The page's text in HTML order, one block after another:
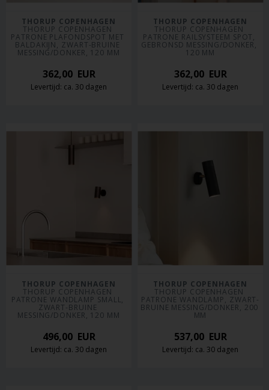
THORUP COPENHAGEN
THORUP COPENHAGEN
PATRONE PLAFONDSPOT MET
BALDAKIJN, ZWART-BRUINE
MESSING/DONKER, 120 MM
362,00EUR
Levertijd: ca. 30 dagen
THORUP COPENHAGEN
THORUP COPENHAGEN
PATRONE RAILSYSTEEM SPOT,
GEBRONSD MESSING/DONKER,
120 MM
362,00EUR
Levertijd: ca. 30 dagen
THORUP COPENHAGEN
THORUP COPENHAGEN
PATRONE WANDLAMP SMALL,
ZWART-BRUINE
MESSING/DONKER, 120 MM
496,00EUR
Levertijd: ca. 30 dagen
THORUP COPENHAGEN
THORUP COPENHAGEN
PATRONE WANDLAMP, ZWART-
BRUINE MESSING/DONKER, 200
MM
537,00EUR
Levertijd: ca. 30 dagen